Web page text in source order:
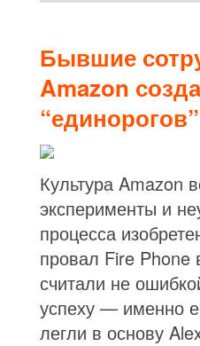
Бывшие
Amazon
“единорогов”
Культура Amazon
эксперименты и
процесса
провал Fire Phone
считали не
успеху — именно
легли в основу